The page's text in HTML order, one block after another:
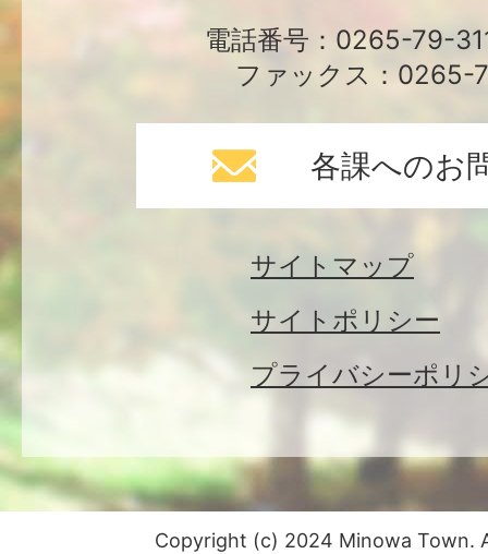
電話番号：0265-79-
ファックス：0265-
各課へのお
サイトマップ
サイトポリシー
プライバシーポリ
Copyright (c) 2024 Minowa Town.